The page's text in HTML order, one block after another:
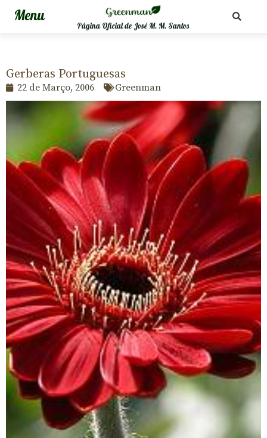
Página Oficial de José M. M. Santos
Gerberas Portuguesas
22 de Março, 2006 Greenman